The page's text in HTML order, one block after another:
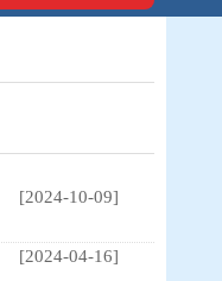
[2024-10-09]
[2024-04-16]